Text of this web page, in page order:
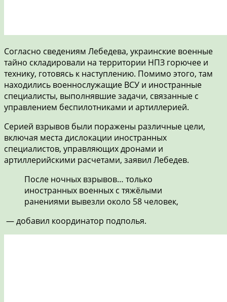
Согласно сведениям Лебедева, украинские военные
тайно складировали на территории НПЗ горючее и
технику, готовясь к наступлению. Помимо этого, там
находились военнослужащие ВСУ и иностранные
специалисты, выполнявшие задачи, связанные с
управлением беспилотниками и артиллерией.
Серией взрывов были поражены различные цели,
включая места дислокации иностранных
специалистов, управляющих дронами и
артиллерийскими расчетами, заявил Лебедев.
После ночных взрывов… только
иностранных военных с тяжёлыми
ранениями вывезли около 58 человек,
— добавил координатор подполья.